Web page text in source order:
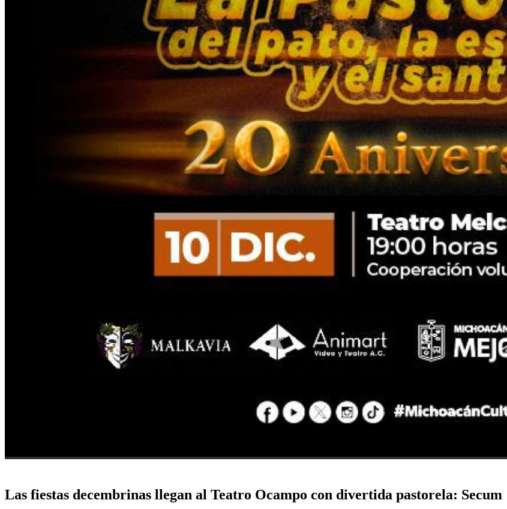
Las fiestas decembrinas llegan al Teatro Ocampo con divertida pastorela: Secum